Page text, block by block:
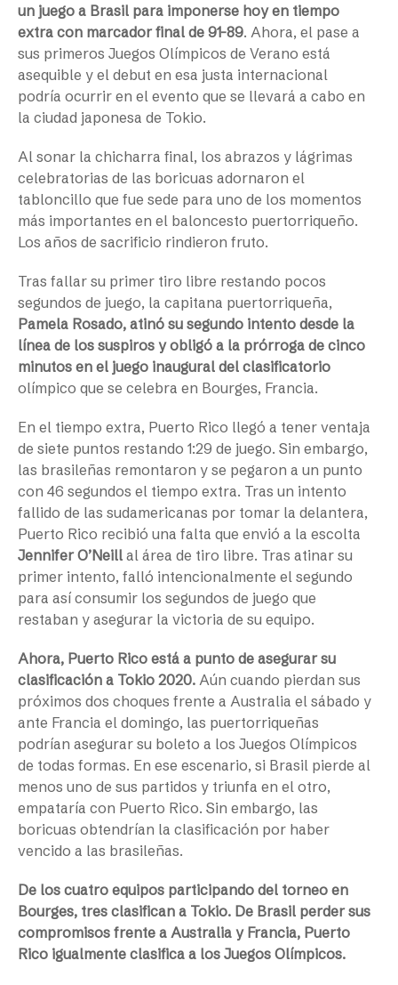
un juego a Brasil para imponerse hoy en tiempo
extra con marcador final de 91-89. Ahora, el pase a
sus primeros Juegos Olímpicos de Verano está
asequible y el debut en esa justa internacional
podría ocurrir en el evento que se llevará a cabo en
la ciudad japonesa de Tokio.
Al sonar la chicharra final, los abrazos y lágrimas
celebratorias de las boricuas adornaron el
tabloncillo que fue sede para uno de los momentos
más importantes en el baloncesto puertorriqueño.
Los años de sacrificio rindieron fruto.
Tras fallar su primer tiro libre restando pocos
segundos de juego, la capitana puertorriqueña,
Pamela Rosado, atinó su segundo intento desde la
línea de los suspiros y obligó a la prórroga de cinco
minutos en el juego inaugural del clasificatorio
olímpico que se celebra en Bourges, Francia.
En el tiempo extra, Puerto Rico llegó a tener ventaja
de siete puntos restando 1:29 de juego. Sin embargo,
las brasileñas remontaron y se pegaron a un punto
con 46 segundos el tiempo extra. Tras un intento
fallido de las sudamericanas por tomar la delantera,
Puerto Rico recibió una falta que envió a la escolta
Jennifer O’Neill al área de tiro libre. Tras atinar su
primer intento, falló intencionalmente el segundo
para así consumir los segundos de juego que
restaban y asegurar la victoria de su equipo.
Ahora, Puerto Rico está a punto de asegurar su
clasificación a Tokio 2020. Aún cuando pierdan sus
próximos dos choques frente a Australia el sábado y
ante Francia el domingo, las puertorriqueñas
podrían asegurar su boleto a los Juegos Olímpicos
de todas formas. En ese escenario, si Brasil pierde al
menos uno de sus partidos y triunfa en el otro,
empataría con Puerto Rico. Sin embargo, las
boricuas obtendrían la clasificación por haber
vencido a las brasileñas.
De los cuatro equipos participando del torneo en
Bourges, tres clasifican a Tokio. De Brasil perder sus
compromisos frente a Australia y Francia, Puerto
Rico igualmente clasifica a los Juegos Olímpicos.